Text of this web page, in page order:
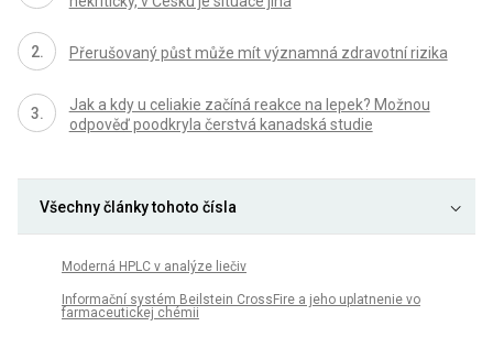
Přerušovaný půst může mít významná zdravotní rizika
Jak a kdy u celiakie začíná reakce na lepek? Možnou
odpověď poodkryla čerstvá kanadská studie
Všechny články tohoto čísla
Moderná HPLC v analýze liečiv
Informační systém Beilstein CrossFire a jeho uplatnenie vo
farmaceutickej chémii